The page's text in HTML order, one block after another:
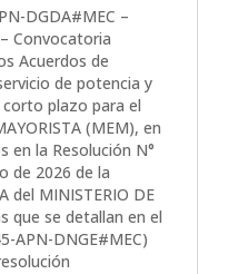
DGDA#MEC –
Convocatoria
Acuerdos de
de potencia y
plazo para el
(MEM), en
en la Resolución N°
de 2026 de la
del MINISTERIO DE
que se detallan en el
APN-DNGE#MEC)